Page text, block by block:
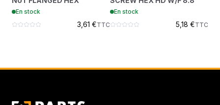
43DM10
En stock
3,61 €TTC
29CM816
En stock
5,18 €TTC